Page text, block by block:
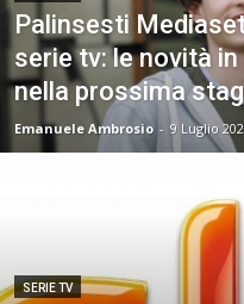
Palinsesti
serie tv: le novità
nella prossima
Emanuele Ambrosio - 9 Luglio
SERIE TV